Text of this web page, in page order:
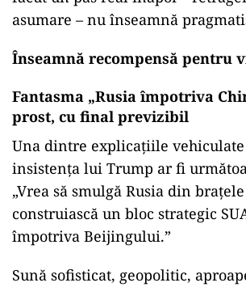
asumare – nu înseamnă
Înseamnă recompensă pentru
Fantasma „Rusia împotriva
prost, cu final previzibil
Una dintre explicațiile
insistența lui Trump ar fi
„Vrea să smulgă Rusia din
construiască un bloc strategic
împotriva Beijingului.”
Sună sofisticat, geopolitic,